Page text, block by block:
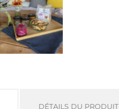
DÉTAILS DU PRODUIT